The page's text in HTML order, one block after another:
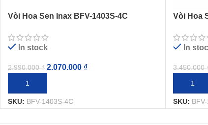
Vòi Hoa Sen Inax BFV-1403S-4C
In stock
2.990.000₫ 2.070.000 ₫
THÊM VÀO GIỎ HÀNG
SKU: BFV-1403S-4C
Vòi Hoa
In
3.450.000
THÊM
SKU: